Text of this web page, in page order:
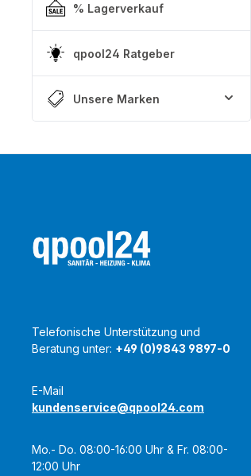
% Lagerverkauf
qpool24 Ratgeber
Unsere Marken
Telefonische Unterstützung und
Beratung unter: +49 (0)9843 9897-0
E-Mail
kundenservice@qpool24.com
Mo.- Do. 08:00-16:00 Uhr & Fr. 08:00-
12:00 Uhr